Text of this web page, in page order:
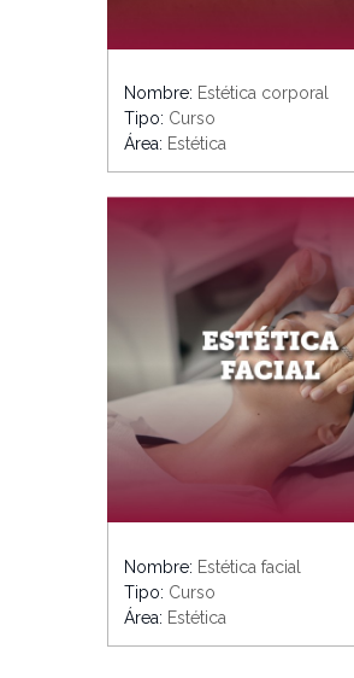
Nombre: Estética corporal
Tipo: Curso
Área: Estética
Nombre: Estética facial
Tipo: Curso
Área: Estética